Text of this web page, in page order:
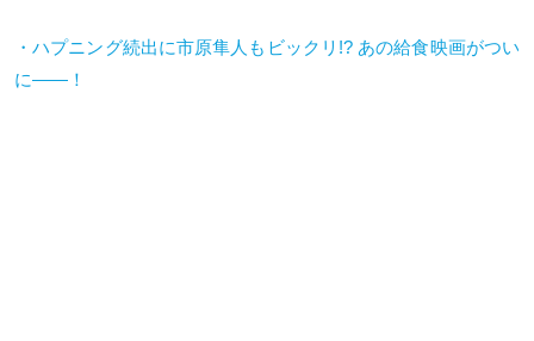
・ハプニング続出に市原隼人もビックリ!? あの給食映画がつい
に――！